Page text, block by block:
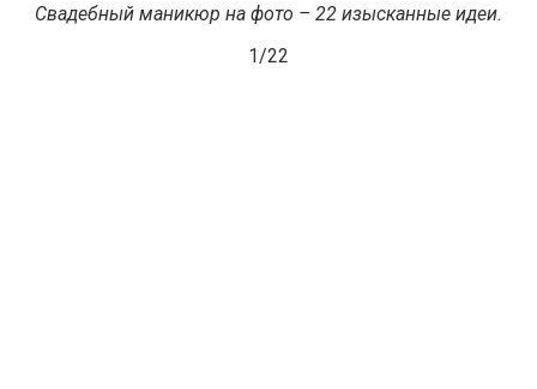
Свадебный маникюр на фото – 22 изысканные идеи.
1/22